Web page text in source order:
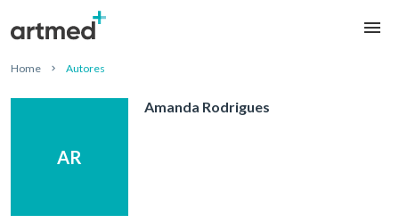
Home Autores
AR
Amanda Rodrigues